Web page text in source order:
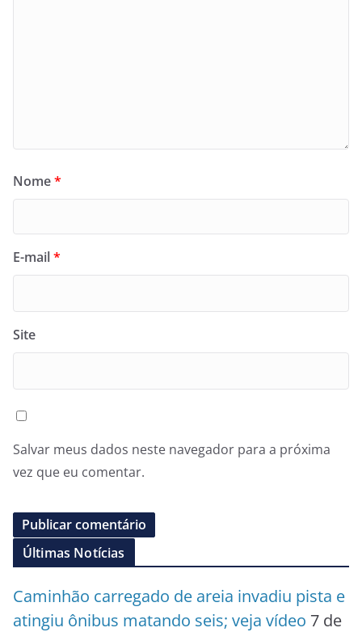
Nome*
E-mail*
Site
Salvar meus dados neste navegador para a próxima
vez que eu comentar.
Últimas Notícias
Caminhão carregado de areia invadiu pista e
atingiu ônibus matando seis; veja vídeo 7 de